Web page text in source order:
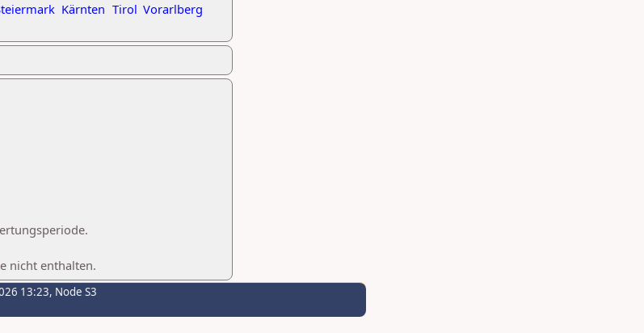
Kärnten Tirol Vorarlberg
nicht enthalten.
13:23, Node S3